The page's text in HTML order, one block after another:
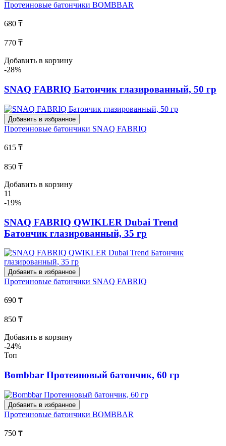
Протеиновые батончики BOMBBAR
680 ₸
770 ₸
Добавить в корзину
-28%
SNAQ FABRIQ Батончик глазированный, 50 гр
Добавить в избранное
Протеиновые батончики SNAQ FABRIQ
615 ₸
850 ₸
Добавить в корзину
11
-19%
SNAQ FABRIQ QWIKLER Dubai Trend
Батончик глазированный, 35 гр
Добавить в избранное
Протеиновые батончики SNAQ FABRIQ
690 ₸
850 ₸
Добавить в корзину
-24%
Топ
Bombbar Протеиновый батончик, 60 гр
Добавить в избранное
Протеиновые батончики BOMBBAR
750 ₸